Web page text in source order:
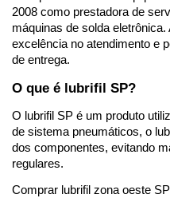
2008 como prestadora de
máquinas de solda
excelência no atendimento e
de entrega.
O que é lubrifil SP?
O lubrifil SP é um produto
de sistema pneumáticos, o
dos componentes, evitando
regulares.
Comprar lubrifil zona oeste